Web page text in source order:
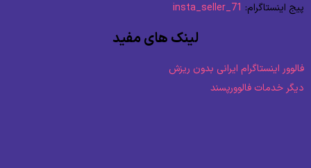
پیج اینستاگرام: insta_seller_71
لینک های مفید
فالوور اینستاگرام ایرانی بدون ریزش
دیگر خدمات فالوورپسند